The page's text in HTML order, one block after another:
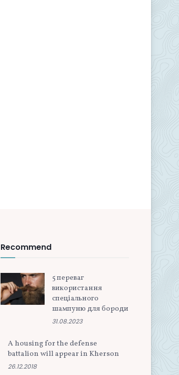
Recommend
5 переваг
використання
спеціального
шампуню для бороди
31.08.2023
A housing for the defense
battalion will appear in Kherson
26.12.2018